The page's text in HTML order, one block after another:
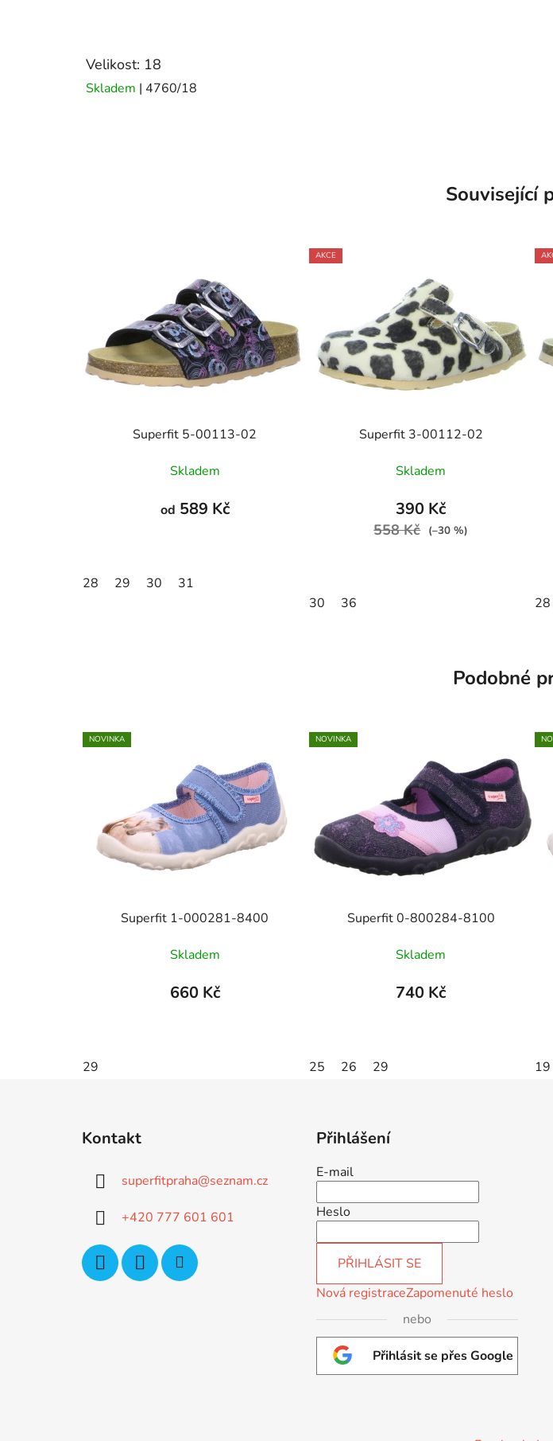
Velikost: 18
Skladem | 4760/18
Související
Superfit 5-00113-02
Skladem
od 589 Kč
28 29 30 31
AKCE
Superfit 3-00112-02
Skladem
390 Kč
558 Kč (–30 %)
30 36 28
Podobné
NOVINKA
Superfit 1-000281-8400
Skladem
660 Kč
29
NOVINKA
Superfit 0-800284-8100
Skladem
740 Kč
25 26 29 19
Kontakt
superfitpraha@seznam.cz
+420 777 601 601
Přihlášení
E-mail
Heslo
PŘIHLÁSIT SE
Nová registraceZapomenuté heslo
nebo
Přihlásit se přes Google